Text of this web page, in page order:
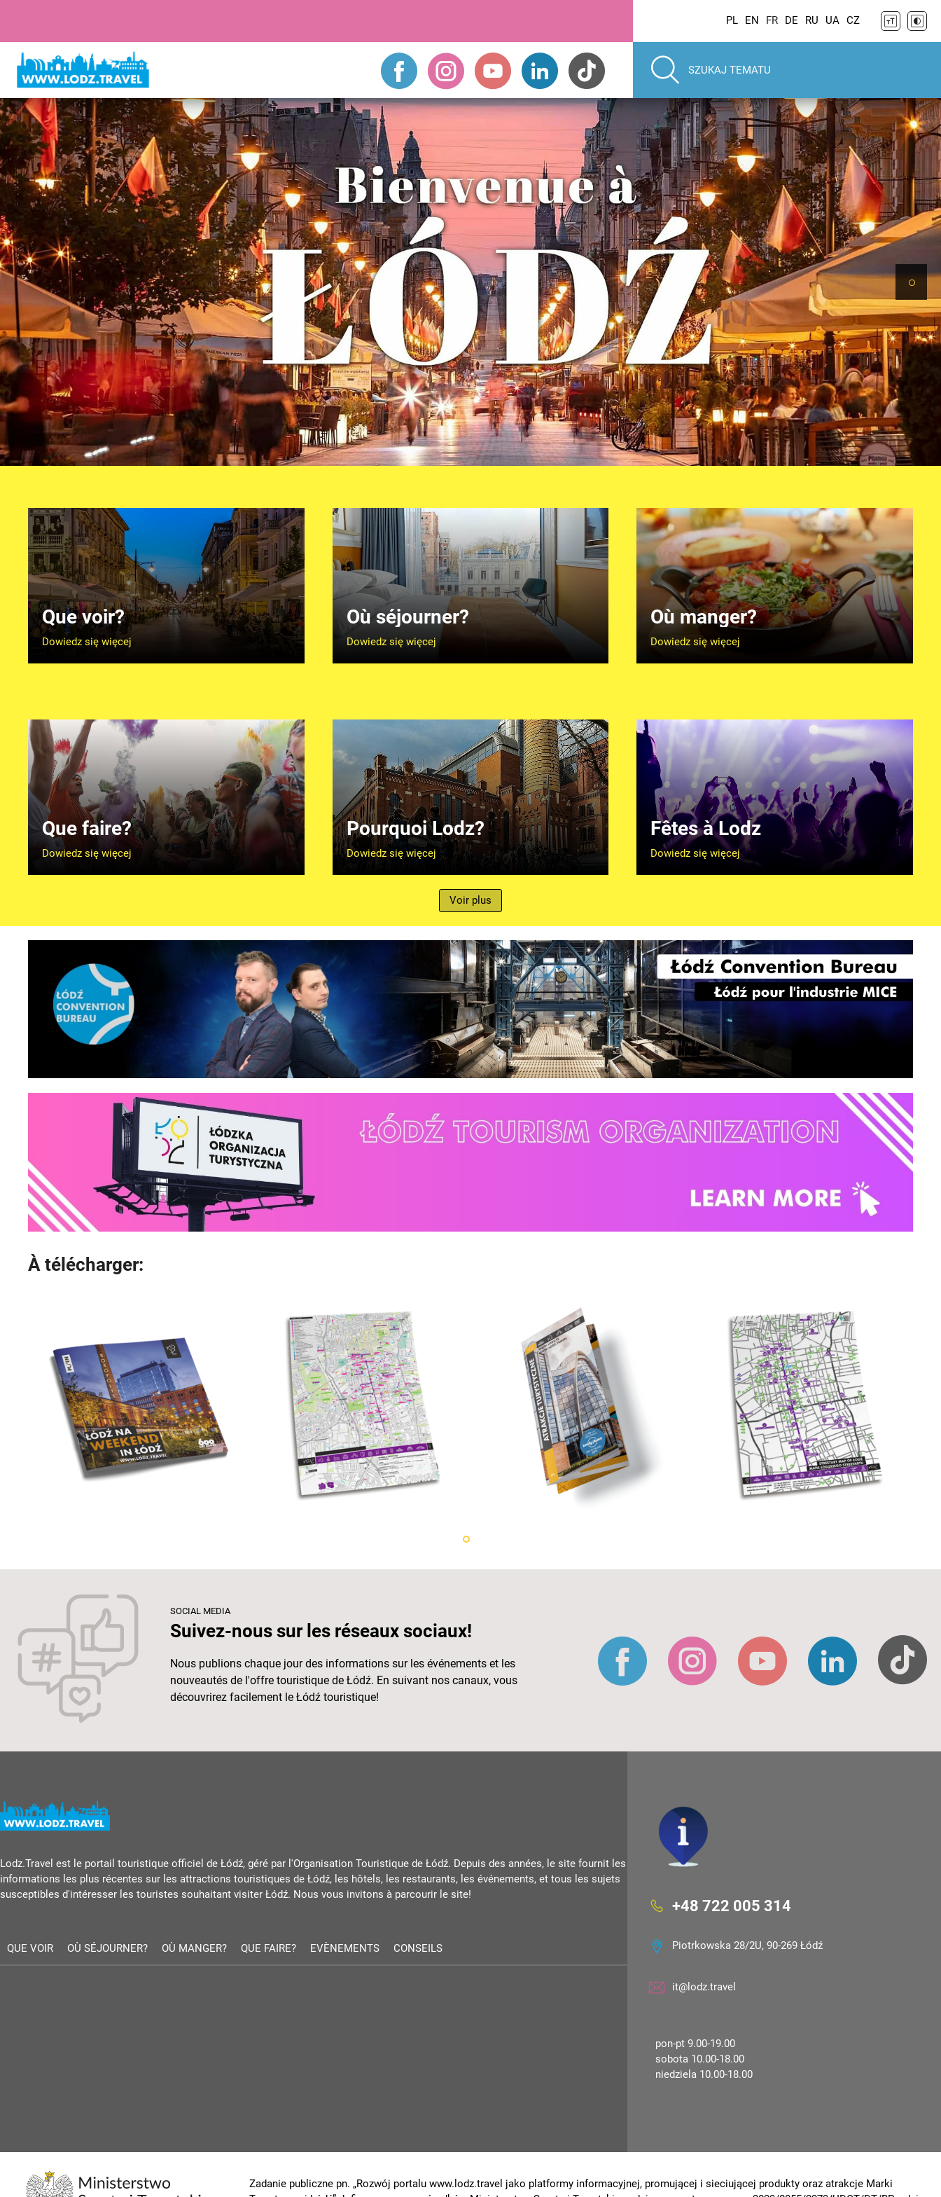
PL EN FR DE RU UA CZ
Que voir?
Dowiedz się więcej
Où séjourner?
Dowiedz się więcej
Où manger?
Dowiedz się więcej
Que faire?
Dowiedz się więcej
Pourquoi Lodz?
Dowiedz się więcej
Fêtes à Lodz
Dowiedz się więcej
Voir plus
À télécharger:
SOCIAL MEDIA
Suivez-nous sur les réseaux sociaux!
Nous publions chaque jour des informations sur les événements et les
nouveautés de l'offre touristique de Łódź. En suivant nos canaux, vous
découvrirez facilement le Łódź touristique!
Lodz.Travel est le portail touristique officiel de Łódź, géré par l'Organisation Touristique de Łódź. Depuis des années, le site fournit les
informations les plus récentes sur les attractions touristiques de Łódź, les hôtels, les restaurants, les événements, et tous les sujets
susceptibles d'intéresser les touristes souhaitant visiter Łódź. Nous vous invitons à parcourir le site!
QUE VOIR OÙ SÉJOURNER? OÙ MANGER? QUE FAIRE? EVÈNEMENTS CONSEILS
+48 722 005 314
Piotrkowska 28/2U, 90-269 Łódź
it@lodz.travel
pon-pt 9.00-19.00
sobota 10.00-18.00
niedziela 10.00-18.00
Zadanie publiczne pn. „Rozwój portalu www.lodz.travel jako platformy informacyjnej, promującej i sieciującej produkty oraz atrakcje Marki